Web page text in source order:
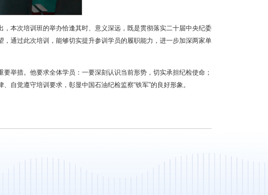
本次培训班的举办恰逢其时、意义深远，既是贯彻落实二十届中央纪委
通过此次培训，能够切实提升参训学员的履职能力，进一步加深两家单
举措。他要求全体学员：一要深刻认识当前形势，切实承担纪检使命；
自觉遵守培训要求，彰显中国石油纪检监察“铁军”的良好形象。